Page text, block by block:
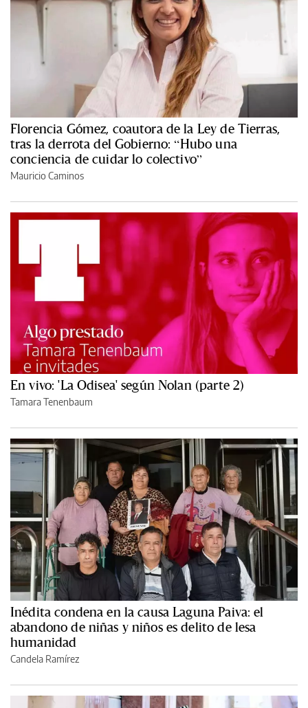
Florencia Gómez, coautora de la Ley de Tierras,
tras la derrota del Gobierno: “Hubo una
conciencia de cuidar lo colectivo”
Mauricio Caminos
En vivo: 'La Odisea' según Nolan (parte 2)
Tamara Tenenbaum
Inédita condena en la causa Laguna Paiva: el
abandono de niñas y niños es delito de lesa
humanidad
Candela Ramírez